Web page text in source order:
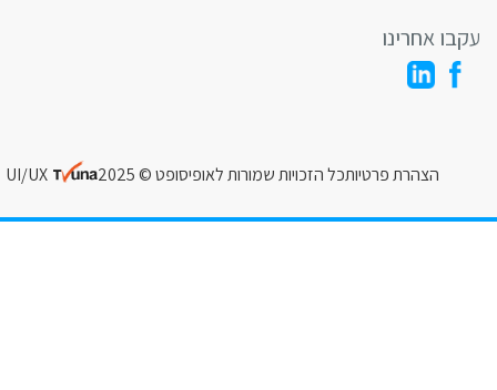
אחרינו
הצהרת פרטיותכל הזכויות שמורות לאופיסופט © 2025 UI/UX